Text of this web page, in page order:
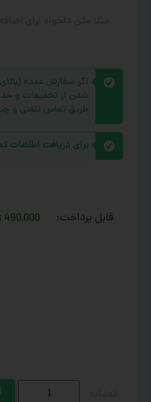
شدن از تخفیفات و
طریق تماس تلفنی و
برای دریافت اطلاعات
قابل پرداخت: 490,000 تومان